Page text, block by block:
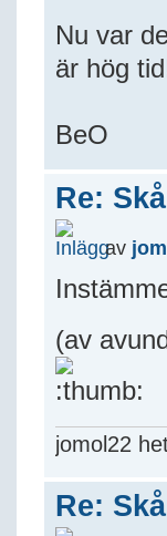
Nu var
är hög
BeO
Re:
av
(av
jomol22
Re: